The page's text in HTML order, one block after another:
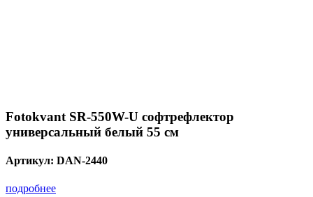
Fotokvant SR-550W-U софтрефлектор
универсальный белый 55 см
Артикул: DAN-2440
подробнее